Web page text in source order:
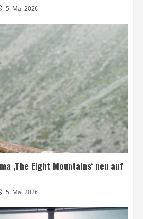
5. Mai 2026
‚The Eight Mountains‘ neu auf
5. Mai 2026